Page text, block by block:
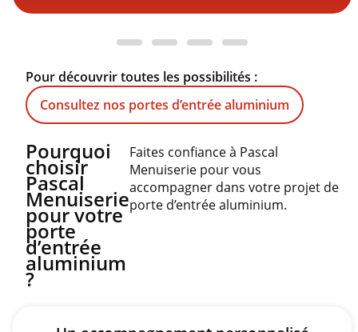
Pour découvrir toutes les possibilités :
Consultez nos portes d’entrée aluminium
Pourquoi
choisir
Pascal
Menuiserie
pour votre
porte
d’entrée
aluminium
?
Faites confiance à Pascal
Menuiserie pour vous
accompagner dans votre projet de
porte d’entrée aluminium.